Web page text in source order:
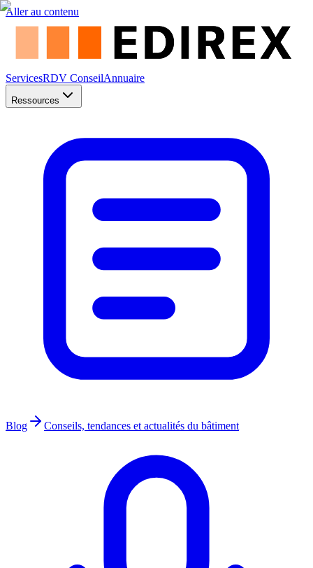
Aller au contenu
ServicesRDV ConseilAnnuaire
Ressources
Blog Conseils, tendances et actualités du bâtiment